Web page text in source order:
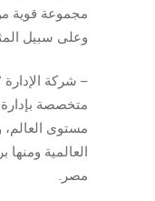
مجموعة قوية
وعلى سبيل
متخصصة
مستوى العالم،
العالمية
مصر.